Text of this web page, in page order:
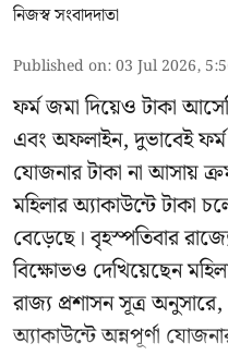
নিজস্ব সংবাদদাতা
Published on:03 Jul 2026,
ফর্ম জমা দিয়েও টাকা
এবং অফলাইন, দুভাবেই
যোজনার টাকা না আসায়
মহিলার অ্যাকাউন্টে
বেড়েছে। বৃহস্পতিবার
বিক্ষোভও দেখিয়েছেন
রাজ্য প্রশাসন সূত্র
অ্যাকাউন্টে অন্নপূর্ণা